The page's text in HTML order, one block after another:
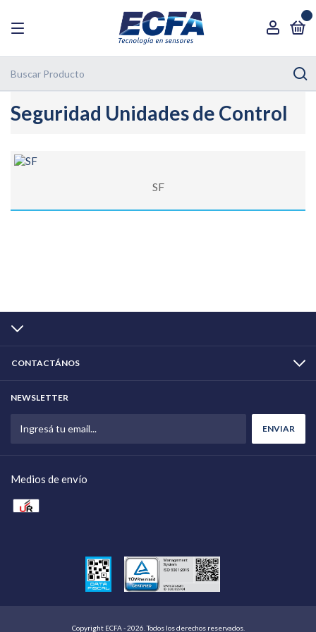
Seguridad Unidades de Control
SF
CONTACTÁNOS
NEWSLETTER
Medios de envío
Copyright ECFA - 2026. Todos los derechos reservados.